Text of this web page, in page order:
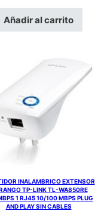
Añadir al carrito
INALAMBRICO EXTENSOR
TP-LINK TL-WA850RE
1 RJ45 10/100 MBPS PLUG
AND PLAY SIN CABLES